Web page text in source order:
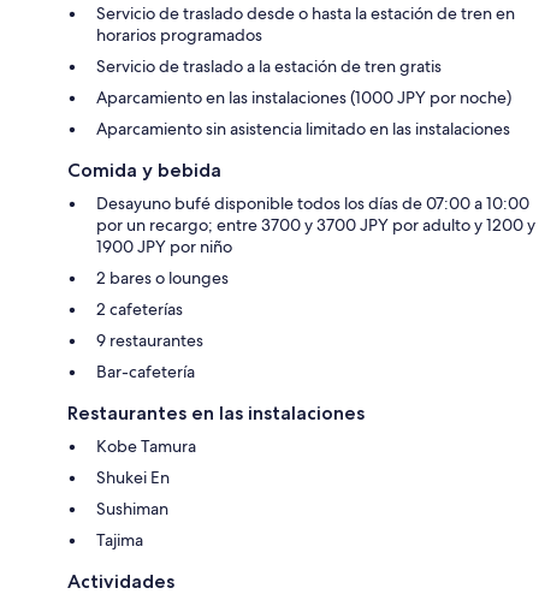
Servicio de traslado desde o hasta la estación de tren en
horarios programados
Servicio de traslado a la estación de tren gratis
Aparcamiento en las instalaciones (1000 JPY por noche)
Aparcamiento sin asistencia limitado en las instalaciones
Comida y bebida
Desayuno bufé disponible todos los días de 07:00 a 10:00
por un recargo; entre 3700 y 3700 JPY por adulto y 1200 y
1900 JPY por niño
2 bares o lounges
2 cafeterías
9 restaurantes
Bar-cafetería
Restaurantes en las instalaciones
Kobe Tamura
Shukei En
Sushiman
Tajima
Actividades